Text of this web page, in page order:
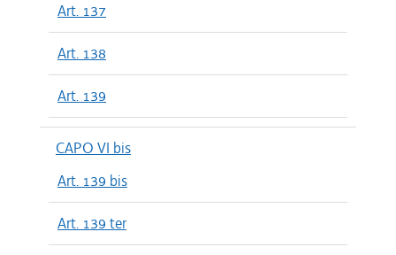
Art. 137
Art. 138
Art. 139
CAPO VI bis
Art. 139 bis
Art. 139 ter